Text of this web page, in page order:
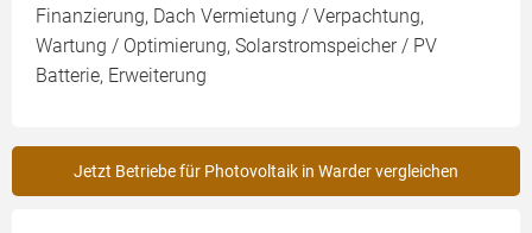
Finanzierung, Dach Vermietung / Verpachtung,
Wartung / Optimierung, Solarstromspeicher / PV
Batterie, Erweiterung
Jetzt Betriebe für Photovoltaik in Warder vergleichen